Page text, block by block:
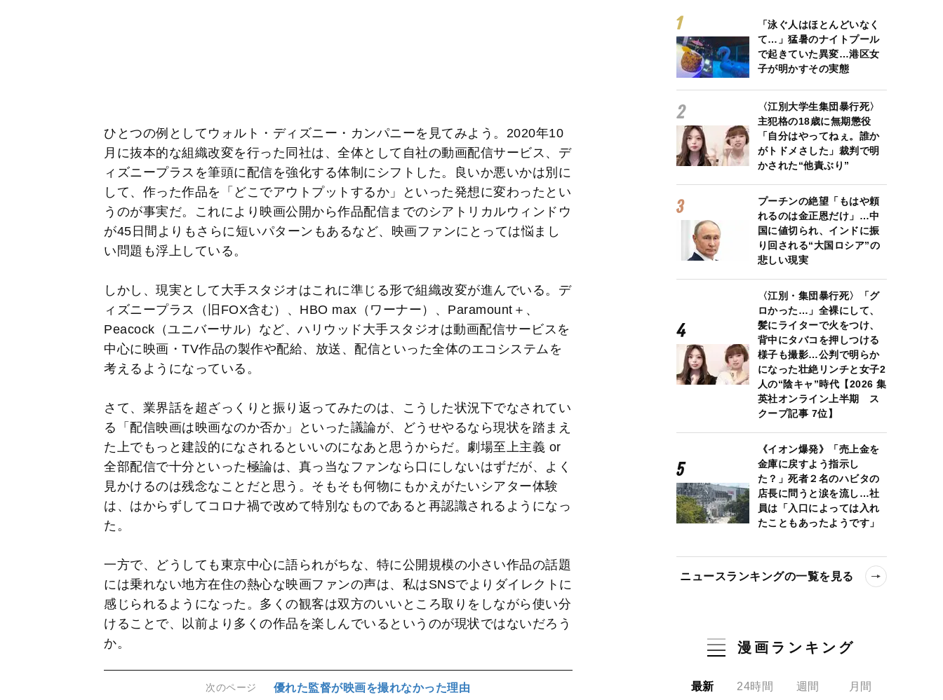
ひとつの例としてウォルト・ディズニー・カンパニーを見てみよう。2020年10
月に抜本的な組織改変を行った同社は、全体として自社の動画配信サービス、デ
ィズニープラスを筆頭に配信を強化する体制にシフトした。良いか悪いかは別に
して、作った作品を「どこでアウトプットするか」といった発想に変わったとい
うのが事実だ。これにより映画公開から作品配信までのシアトリカルウィンドウ
が45日間よりもさらに短いパターンもあるなど、映画ファンにとっては悩まし
い問題も浮上している。
しかし、現実として大手スタジオはこれに準じる形で組織改変が進んでいる。デ
ィズニープラス（旧FOX含む）、HBO max（ワーナー）、Paramount＋、
Peacock（ユニバーサル）など、ハリウッド大手スタジオは動画配信サービスを
中心に映画・TV作品の製作や配給、放送、配信といった全体のエコシステムを
考えるようになっている。
さて、業界話を超ざっくりと振り返ってみたのは、こうした状況下でなされてい
る「配信映画は映画なのか否か」といった議論が、どうせやるなら現状を踏まえ
た上でもっと建設的になされるといいのになあと思うからだ。劇場至上主義 or
全部配信で十分といった極論は、真っ当なファンなら口にしないはずだが、よく
見かけるのは残念なことだと思う。そもそも何物にもかえがたいシアター体験
は、はからずしてコロナ禍で改めて特別なものであると再認識されるようになっ
た。
一方で、どうしても東京中心に語られがちな、特に公開規模の小さい作品の話題
には乗れない地方在住の熱心な映画ファンの声は、私はSNSでよりダイレクトに
感じられるようになった。多くの観客は双方のいいところ取りをしながら使い分
けることで、以前より多くの作品を楽しんでいるというのが現状ではないだろう
か。
次のページ 優れた監督が映画を撮れなかった理由
「泳ぐ人はほとんどいなく
て…」猛暑のナイトプール
で起きていた異変…港区女
子が明かすその実態
〈江別大学生集団暴行死〉
主犯格の18歳に無期懲役
「自分はやってねぇ。誰か
がトドメさした」裁判で明
かされた“他責ぶり”
プーチンの絶望「もはや頼
れるのは金正恩だけ」…中
国に値切られ、インドに振
り回される“大国ロシア”の
悲しい現実
〈江別・集団暴行死〉「グ
ロかった…」全裸にして、
髪にライターで火をつけ、
背中にタバコを押しつける
様子も撮影…公判で明らか
になった壮絶リンチと女子2
人の“陰キャ”時代【2026 集
英社オンライン上半期 ス
クープ記事 7位】
《イオン爆発》「売上金を
金庫に戻すよう指示し
た？」死者２名のハビタの
店長に問うと涙を流し…社
員は「入口によっては入れ
たこともあったようです」
ニュースランキングの一覧を見る
漫画ランキング
最新 24時間 週間 月間